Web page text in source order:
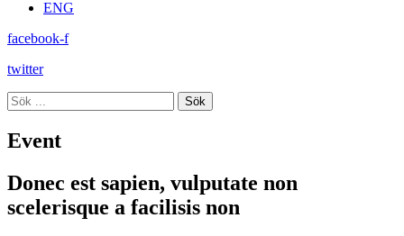
ENG
facebook-f
twitter
Sök
Event
Donec est sapien, vulputate non
scelerisque a facilisis non